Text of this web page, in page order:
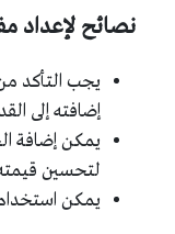
نصائح لإعداد
يجب التأكد
إضافته إلى
يمكن إضافة
لتحسين قيمته
يمكن استخدام